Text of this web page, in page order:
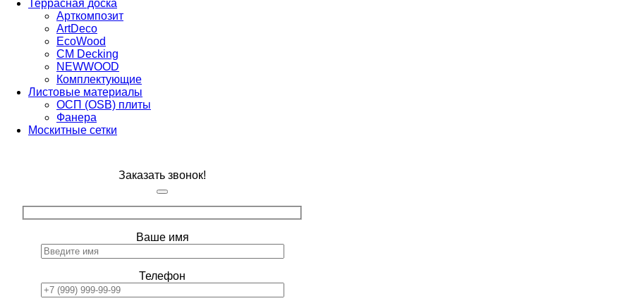
Террасная доска
Арткомпозит
ArtDeco
EcoWood
CM Decking
NEWWOOD
Комплектующие
Листовые материалы
ОСП (OSB) плиты
Фанера
Москитные сетки
Заказать звонок!
Ваше имя
Телефон